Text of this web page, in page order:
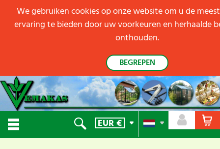
EUR€
We gebruiken cookies op onze website om u de
ervaring te bieden door uw voorkeuren en herhaalde
onthouden.
BEGREPEN